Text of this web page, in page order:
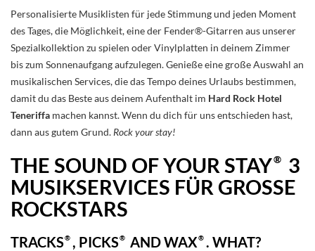
Personalisierte Musiklisten für jede Stimmung und jeden Moment
des Tages, die Möglichkeit, eine der Fender®-Gitarren aus unserer
Spezialkollektion zu spielen oder Vinylplatten in deinem Zimmer
bis zum Sonnenaufgang aufzulegen. Genieße eine große Auswahl an
musikalischen Services, die das Tempo deines Urlaubs bestimmen,
damit du das Beste aus deinem Aufenthalt im Hard Rock Hotel
Teneriffa machen kannst. Wenn du dich für uns entschieden hast,
dann aus gutem Grund. Rock your stay!
THE SOUND OF YOUR STAY®
3
MUSIKSERVICES FÜR GROSSE
ROCKSTARS
TRACKS® , PICKS® AND WAX® . WHAT?